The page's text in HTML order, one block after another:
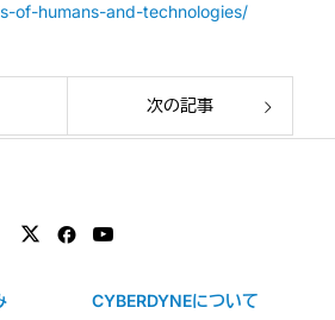
of-humans-and-technologies/
次の記事
CYBERDYNEについて